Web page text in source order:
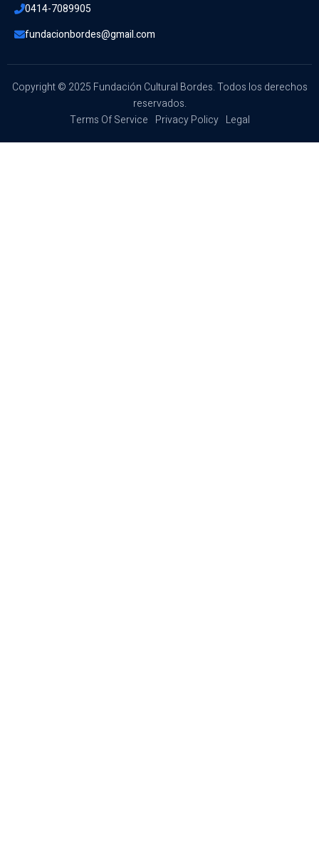
0414-7089905
fundacionbordes@gmail.com
Copyright © 2025 Fundación Cultural Bordes. Todos los derechos
reservados.
Terms Of Service Privacy Policy Legal